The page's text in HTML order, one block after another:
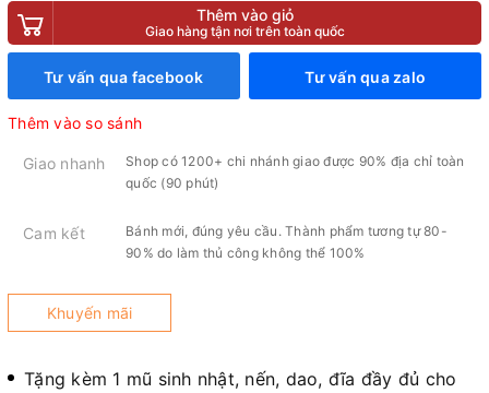
Thêm vào giỏ
Giao hàng tận nơi trên toàn quốc
Tư vấn qua facebook Tư vấn qua zalo
Thêm vào so sánh
Giao nhanh
Shop có 1200+ chi nhánh giao được 90% địa chỉ toàn
quốc (90 phút)
Cam kết
Bánh mới, đúng yêu cầu. Thành phẩm tương tự 80-
90% do làm thủ công không thể 100%
Khuyến mãi
Tặng kèm 1 mũ sinh nhật, nến, dao, đĩa đầy đủ cho